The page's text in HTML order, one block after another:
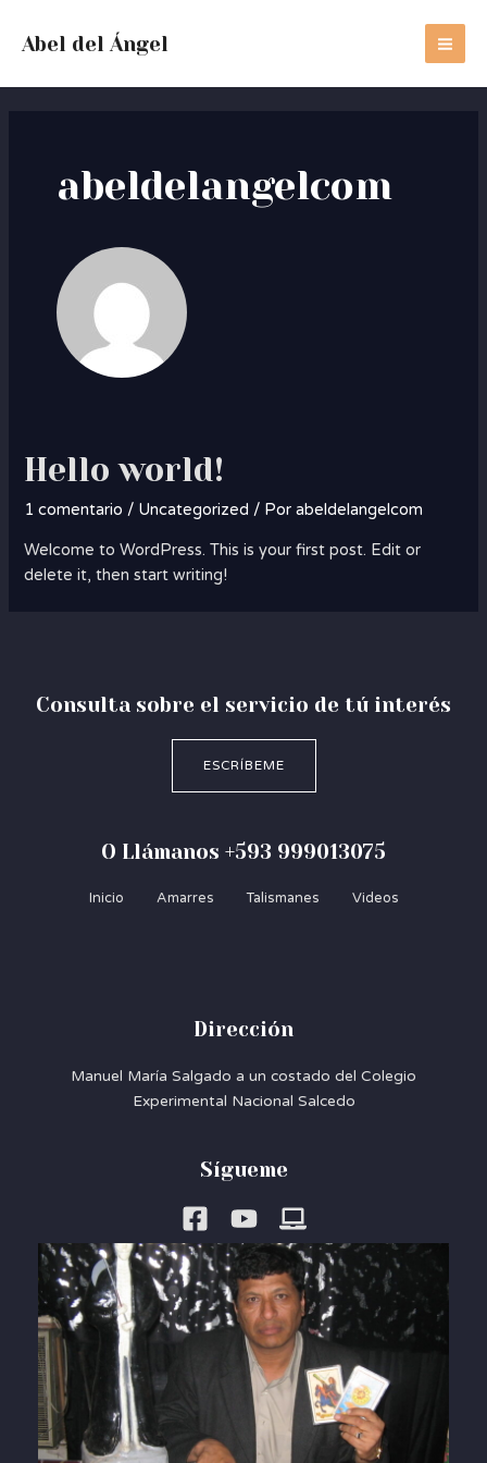
Abel del Ángel
abeldelangelcom
Hello world!
1 comentario / Uncategorized / Porabeldelangelcom
Welcome to WordPress. This is your first post. Edit or
delete it, then start writing!
Consulta sobre el servicio de tú interés
ESCRÍBEME
O Llámanos +593 999013075
Inicio Amarres Talismanes Videos
Dirección
Manuel María Salgado a un costado del Colegio
Experimental Nacional Salcedo
Sígueme